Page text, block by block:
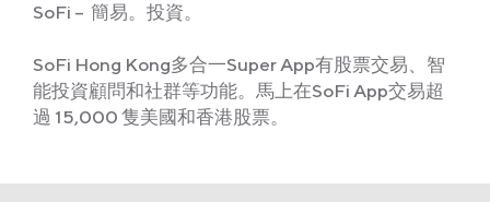
SoFi – 簡易。投資。
SoFi Hong Kong多合一Super App有股票交易、智
能投資顧問和社群等功能。馬上在SoFi App交易超
過 15,000 隻美國和香港股票。